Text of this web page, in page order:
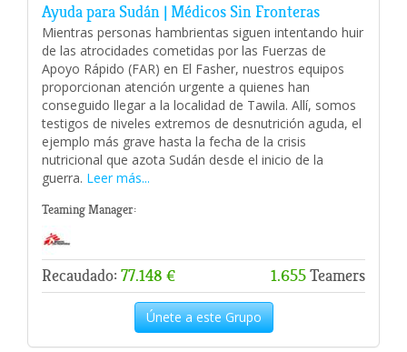
Ayuda para Sudán | Médicos Sin Fronteras
Mientras personas hambrientas siguen intentando huir
de las atrocidades cometidas por las Fuerzas de
Apoyo Rápido (FAR) en El Fasher, nuestros equipos
proporcionan atención urgente a quienes han
conseguido llegar a la localidad de Tawila. Allí, somos
testigos de niveles extremos de desnutrición aguda, el
ejemplo más grave hasta la fecha de la crisis
nutricional que azota Sudán desde el inicio de la
guerra. Leer más...
Teaming Manager:
Recaudado: 77.148 € 1.655Teamers
Únete a este Grupo